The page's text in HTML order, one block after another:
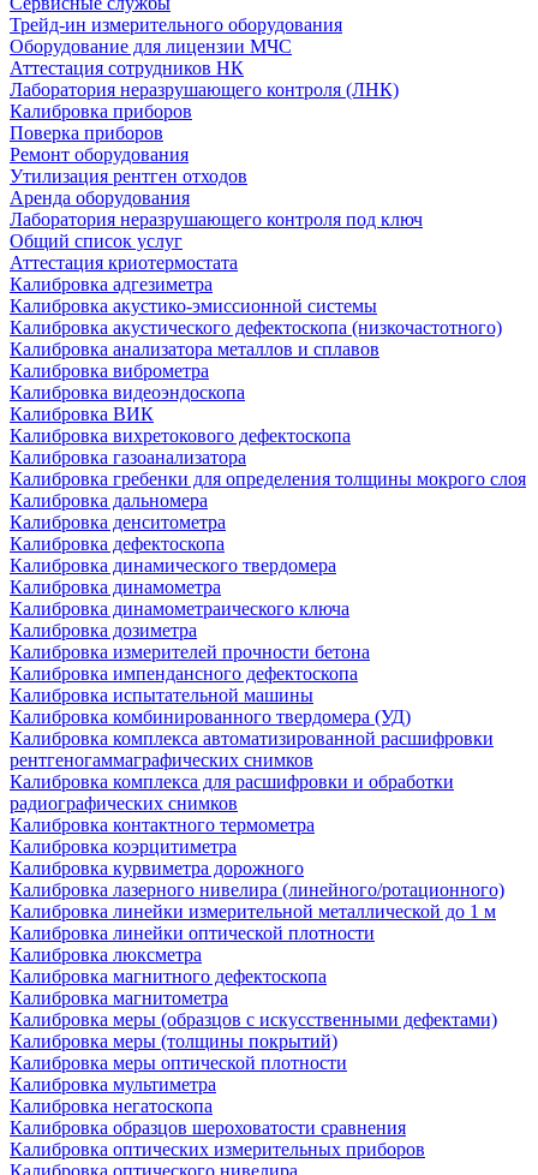
Трейд-ин измерительного оборудования
Оборудование для лицензии МЧС
Аттестация сотрудников НК
Лаборатория неразрушающего контроля (ЛНК)
Калибровка приборов
Поверка приборов
Ремонт оборудования
Утилизация рентген отходов
Аренда оборудования
Лаборатория неразрушающего контроля под ключ
Общий список услуг
Аттестация криотермостата
Калибровка адгезиметра
Калибровка акустико-эмиссионной системы
Калибровка акустического дефектоскопа (низкочастотного)
Калибровка анализатора металлов и сплавов
Калибровка виброметра
Калибровка видеоэндоскопа
Калибровка ВИК
Калибровка вихретокового дефектоскопа
Калибровка газоанализатора
Калибровка гребенки для определения толщины мокрого слоя
Калибровка дальномера
Калибровка денситометра
Калибровка дефектоскопа
Калибровка динамического твердомера
Калибровка динамометра
Калибровка динамометраического ключа
Калибровка дозиметра
Калибровка измерителей прочности бетона
Калибровка импендансного дефектоскопа
Калибровка испытательной машины
Калибровка комбинированного твердомера (УД)
Калибровка комплекса автоматизированной расшифровки
рентгеногаммаграфических снимков
Калибровка комплекса для расшифровки и обработки
радиографических снимков
Калибровка контактного термометра
Калибровка коэрцитиметра
Калибровка курвиметра дорожного
Калибровка лазерного нивелира (линейного/ротационного)
Калибровка линейки измерительной металлической до 1 м
Калибровка линейки оптической плотности
Калибровка люксметра
Калибровка магнитного дефектоскопа
Калибровка магнитометра
Калибровка меры (образцов с искусственными дефектами)
Калибровка меры (толщины покрытий)
Калибровка меры оптической плотности
Калибровка мультиметра
Калибровка негатоскопа
Калибровка образцов шероховатости сравнения
Калибровка оптических измерительных приборов
Калибровка оптического нивелира